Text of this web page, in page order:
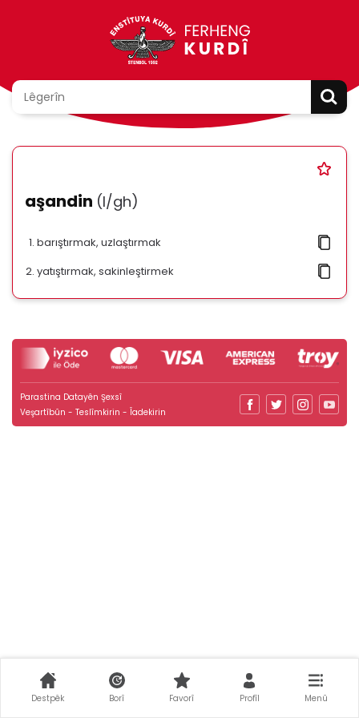
aşandin (l/gh)
barıştırmak, uzlaştırmak
yatıştırmak, sakinleştirmek
Parastina Datayên Şexsî
Veşartîbûn - Teslîmkirin - Îadekirin
Destpêk Borî Favorî Profîl Menû